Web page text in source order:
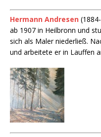
Hermann Andresen
ab 1907 in Heilbronn und
sich als Maler niederließ.
und arbeitete er in Lauffen